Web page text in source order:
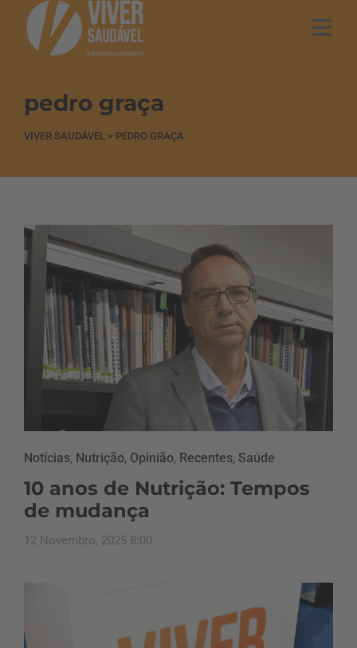
pedro graça
VIVER SAUDÁVEL > PEDRO GRAÇA
Notícias, Nutrição, Opinião, Recentes, Saúde
10 anos de Nutrição: Tempos
de mudança
12 Novembro, 2025 8:00